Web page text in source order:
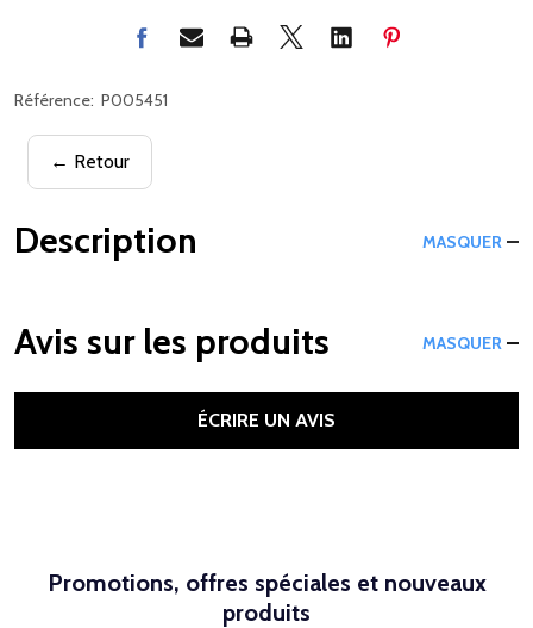
Référence: P005451
← Retour
Description MASQUER
Avis sur les produits MASQUER
ÉCRIRE UN AVIS
Promotions, offres spéciales et nouveaux
produits